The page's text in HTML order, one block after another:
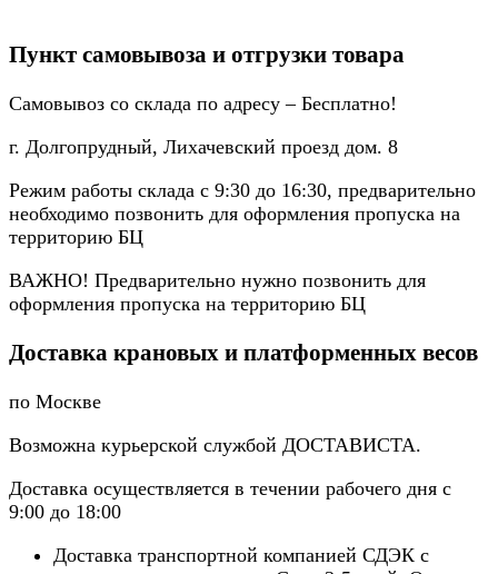
Пункт самовывоза и отгрузки товара
Самовывоз со склада по адресу – Бесплатно!
г. Долгопрудный, Лихачевский проезд дом. 8
Режим работы склада с 9:30 до 16:30, предварительно
необходимо позвонить для оформления пропуска на
территорию БЦ
ВАЖНО! Предварительно нужно позвонить для
оформления пропуска на территорию БЦ
Доставка крановых и платформенных весов
по Москве
Возможна курьерской службой ДОСТАВИСТА.
Доставка осуществляется в течении рабочего дня с
9:00 до 18:00
Доставка транспортной компанией СДЭК с